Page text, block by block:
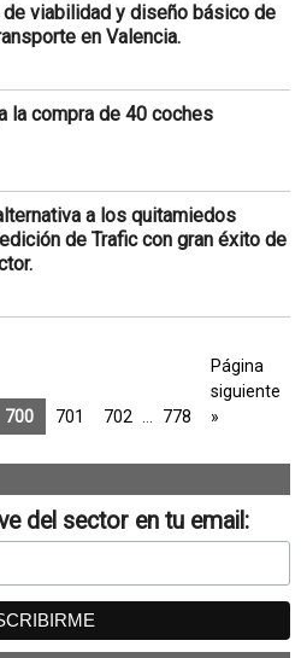
viabilidad y diseño básico de
en Valencia.
la compra de 40 coches
a los quitamiedos
de Trafic con gran éxito de
700 701 702 778
Página
siguiente
»
del sector en tu email: